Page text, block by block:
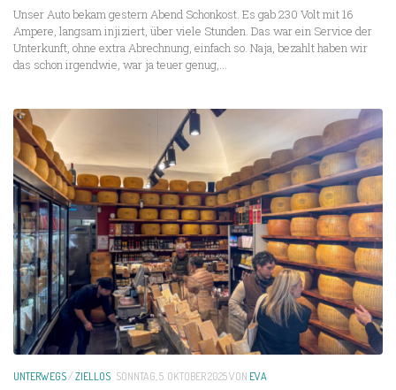
Unser Auto bekam gestern Abend Schonkost. Es gab 230 Volt mit 16
Ampere, langsam injiziert, über viele Stunden. Das war ein Service der
Unterkunft, ohne extra Abrechnung, einfach so. Naja, bezahlt haben wir
das schon irgendwie, war ja teuer genug,...
UNTERWEGS/ZIELLOS SONNTAG, 5. OKTOBER 2025VON EVA